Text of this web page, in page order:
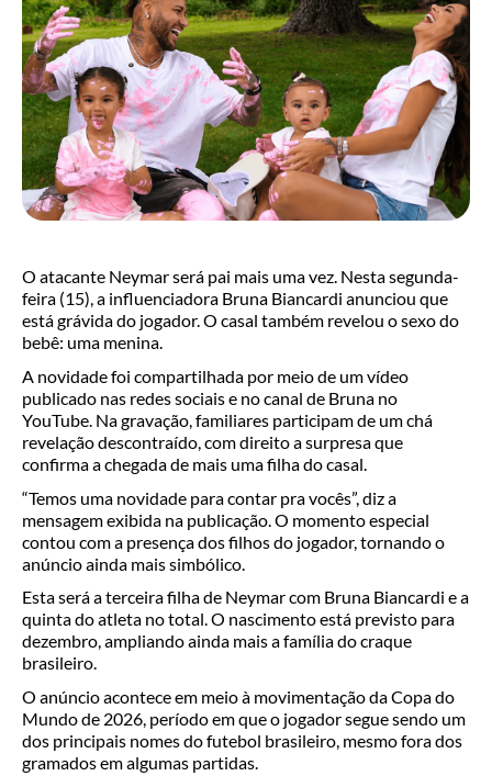
O atacante Neymar será pai mais uma vez. Nesta segunda-
feira (15), a influenciadora Bruna Biancardi anunciou que
está grávida do jogador. O casal também revelou o sexo do
bebê: uma menina.
A novidade foi compartilhada por meio de um vídeo
publicado nas redes sociais e no canal de Bruna no
YouTube. Na gravação, familiares participam de um chá
revelação descontraído, com direito a surpresa que
confirma a chegada de mais uma filha do casal.
“Temos uma novidade para contar pra vocês”, diz a
mensagem exibida na publicação. O momento especial
contou com a presença dos filhos do jogador, tornando o
anúncio ainda mais simbólico.
Esta será a terceira filha de Neymar com Bruna Biancardi e a
quinta do atleta no total. O nascimento está previsto para
dezembro, ampliando ainda mais a família do craque
brasileiro.
O anúncio acontece em meio à movimentação da Copa do
Mundo de 2026, período em que o jogador segue sendo um
dos principais nomes do futebol brasileiro, mesmo fora dos
gramados em algumas partidas.